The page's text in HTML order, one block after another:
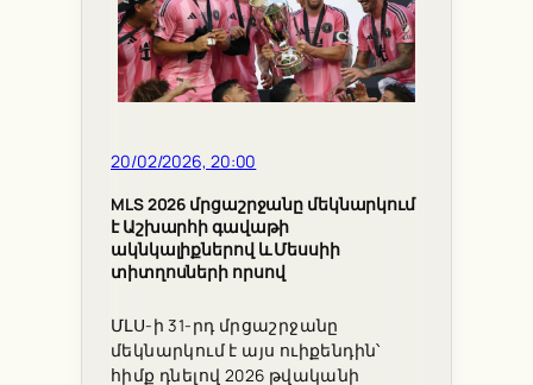
20/02/2026, 20:00
MLS 2026 մրցաշրջանը մեկնարկում
է Աշխարհի գավաթի
ակնկալիքներով և Մեսսիի
տիտղոսների որսով
ՄԼՍ-ի 31-րդ մրցաշրջանը
մեկնարկում է այս ուիքենդին՝
հիմք դնելով 2026 թվականի